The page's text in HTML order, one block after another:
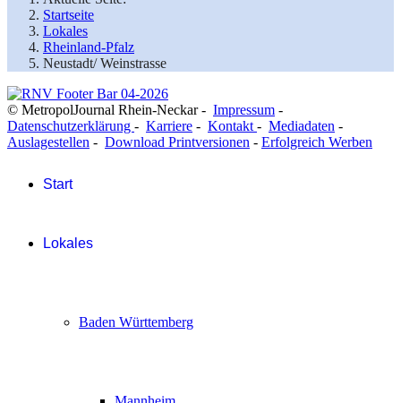
Startseite
Lokales
Rheinland-Pfalz
Neustadt/ Weinstrasse
© MetropolJournal Rhein-Neckar - Impressum -
Datenschutzerklärung - Karriere - Kontakt - Mediadaten -
Auslagestellen - Download Printversionen - Erfolgreich Werben
Start
Lokales
Baden Württemberg